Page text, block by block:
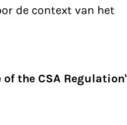
de context van het
the CSA Regulation'